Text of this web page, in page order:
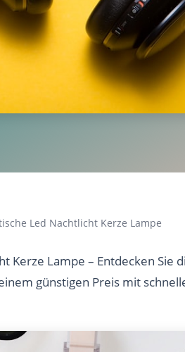
Led Nachtlicht Kerze Lampe
Kerze Lampe – Entdecken Sie
günstigen Preis mit